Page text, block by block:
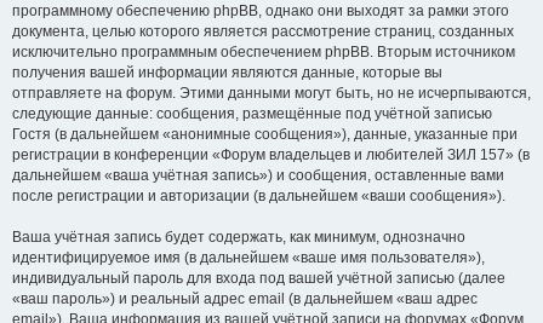
программному обеспечению phpBB, однако они выходят за рамки этого
документа, целью которого является рассмотрение страниц, созданных
исключительно программным обеспечением phpBB. Вторым источником
получения вашей информации являются данные, которые вы
отправляете на форум. Этими данными могут быть, но не исчерпываются,
следующие данные: сообщения, размещённые под учётной записью
Гостя (в дальнейшем «анонимные сообщения»), данные, указанные при
регистрации в конференции «Форум владельцев и любителей ЗИЛ 157» (в
дальнейшем «ваша учётная запись») и сообщения, оставленные вами
после регистрации и авторизации (в дальнейшем «ваши сообщения»).
Ваша учётная запись будет содержать, как минимум, однозначно
идентифицируемое имя (в дальнейшем «ваше имя пользователя»),
индивидуальный пароль для входа под вашей учётной записью (далее
«ваш пароль») и реальный адрес email (в дальнейшем «ваш адрес
email»). Ваша информация из вашей учётной записи на форумах «Форум